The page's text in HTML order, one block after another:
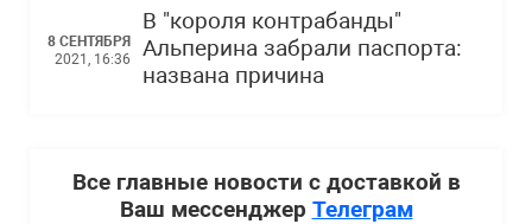
8 СЕНТЯБРЯ
2021, 16:36
В "короля контрабанды"
Альперина забрали паспорта:
названа причина
Все главные новости с доставкой в
Ваш мессенджер Телеграм